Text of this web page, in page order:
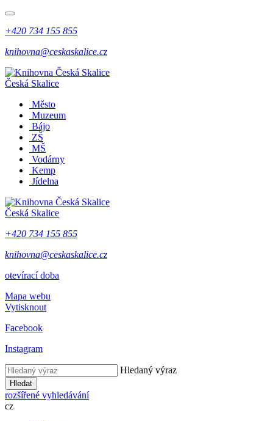
+420 734 155 855
knihovna@ceskaskalice.cz
Česká Skalice
Město
Muzeum
Bájo
ZŠ
MŠ
Vodárny
Kemp
Jídelna
Česká Skalice
+420 734 155 855
knihovna@ceskaskalice.cz
otevírací doba
Mapa webu
Vytisknout
Facebook
Instagram
Hledaný výraz
Hledat
rozšířené vyhledávání
cz